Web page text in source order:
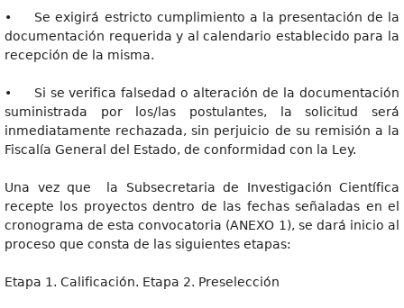
• Se exigirá estricto cumplimiento a la presentación de la
documentación requerida y al calendario establecido para la
recepción de la misma.
• Si se verifica falsedad o alteración de la documentación
suministrada por los/las postulantes, la solicitud será
inmediatamente rechazada, sin perjuicio de su remisión a la
Fiscalía General del Estado, de conformidad con la Ley.
Una vez que la Subsecretaria de Investigación Científica
recepte los proyectos dentro de las fechas señaladas en el
cronograma de esta convocatoria (ANEXO 1), se dará inicio al
proceso que consta de las siguientes etapas:
Etapa 1. Calificación. Etapa 2. Preselección